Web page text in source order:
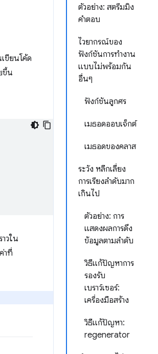
ตัวอย่าง: สตรีมมิง
คำตอบ
ไวยากรณ์ของ
ฟังก์ชันการทำงาน
แบบไม่พร้อมกัน
อื่นๆ
ฟังก์ชันลูกศร
เมธอดออบเจ็กต์
เมธอดของคลาส
ระวัง หลีกเลี่ยง
การเรียงลำดับมาก
เกินไป
ตัวอย่าง: การ
แสดงผลการดึง
ข้อมูลตามลําดับ
วิธีแก้ปัญหาการ
รองรับ
เบราว์เซอร์:
เครื่องมือสร้าง
วิธีแก้ปัญหา:
regenerator
ขียนโค้ด
ขึ้น
วใน
าที่